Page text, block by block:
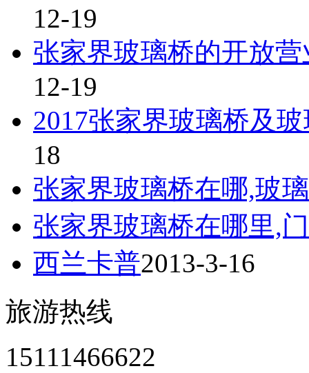
12-19
张家界玻璃桥的开放
12-19
2017张家界玻璃桥及
18
张家界玻璃桥在哪,玻
张家界玻璃桥在哪里,
西兰卡普2013-3-16
旅游热线
15111466622